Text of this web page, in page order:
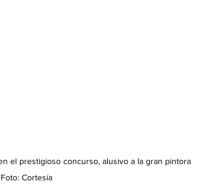
el prestigioso concurso, alusivo a la gran pintora
Cortesía